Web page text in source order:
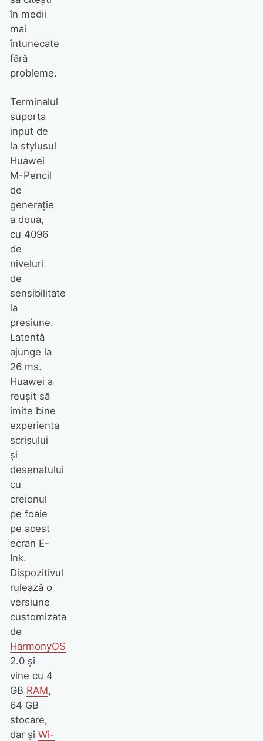
în medii
mai
întunecate
fără
probleme.
Terminalul
suporta
input de
la stylusul
Huawei
M-Pencil
de
generaţie
a doua,
cu 4096
de
niveluri
de
sensibilitate
la
presiune.
Latentă
ajunge la
26 ms.
Huawei a
reuşit să
imite bine
experienta
scrisului
şi
desenatului
cu
creionul
pe foaie
pe acest
ecran E-
Ink.
Dispozitivul
rulează o
versiune
customizata
de
HarmonyOS
2.0 şi
vine cu 4
GB RAM,
64 GB
stocare,
dar şi Wi-